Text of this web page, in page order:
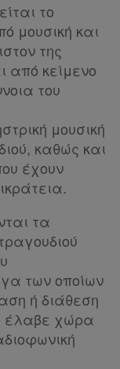
το
μουσική και
της
από κείμενο
του
μουσική
καθώς και
έχουν
τα
των οποίων
ή διάθεση
έλαβε χώρα